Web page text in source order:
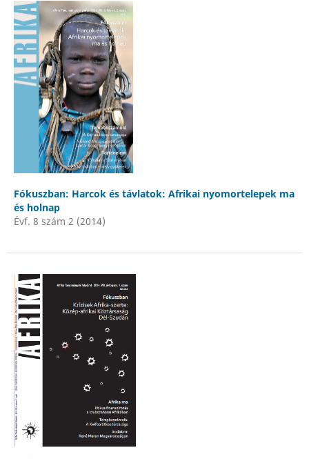
Fókuszban: Harcok és távlatok: Afrikai nyomortelepek ma
és holnap
Évf. 8 szám 2 (2014)